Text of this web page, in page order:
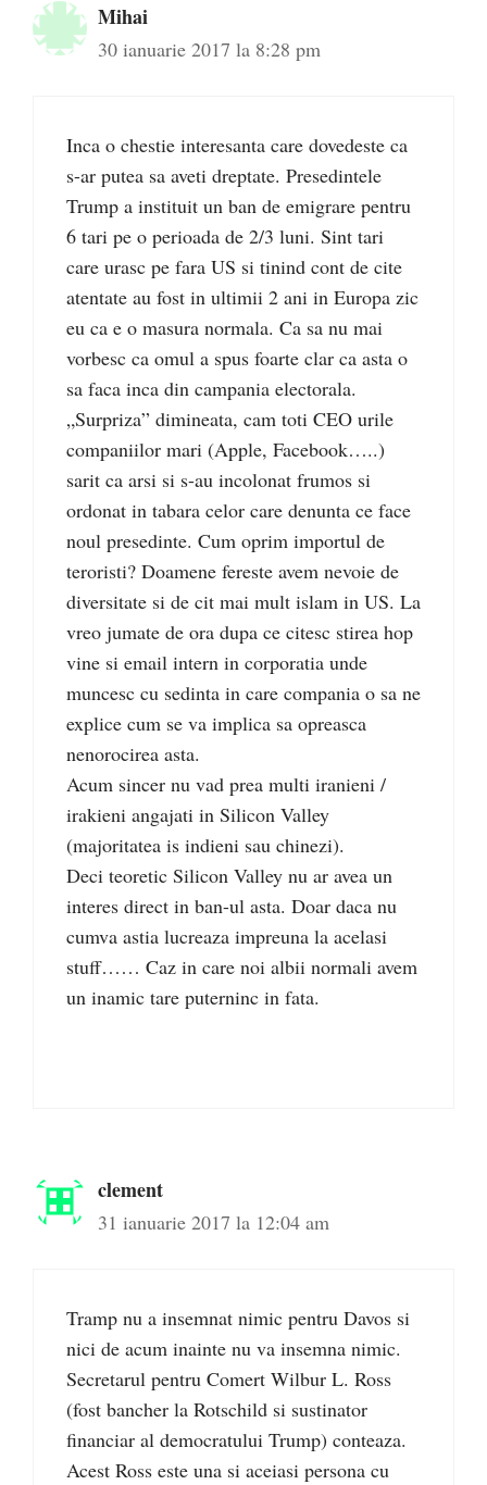
Mihai
30 ianuarie 2017 la 8:28 pm
Inca o chestie interesanta care dovedeste ca
s-ar putea sa aveti dreptate. Presedintele
Trump a instituit un ban de emigrare pentru
6 tari pe o perioada de 2/3 luni. Sint tari
care urasc pe fara US si tinind cont de cite
atentate au fost in ultimii 2 ani in Europa zic
eu ca e o masura normala. Ca sa nu mai
vorbesc ca omul a spus foarte clar ca asta o
sa faca inca din campania electorala.
„Surpriza” dimineata, cam toti CEO urile
companiilor mari (Apple, Facebook…..)
sarit ca arsi si s-au incolonat frumos si
ordonat in tabara celor care denunta ce face
noul presedinte. Cum oprim importul de
teroristi? Doamene fereste avem nevoie de
diversitate si de cit mai mult islam in US. La
vreo jumate de ora dupa ce citesc stirea hop
vine si email intern in corporatia unde
muncesc cu sedinta in care compania o sa ne
explice cum se va implica sa opreasca
nenorocirea asta.
Acum sincer nu vad prea multi iranieni /
irakieni angajati in Silicon Valley
(majoritatea is indieni sau chinezi).
Deci teoretic Silicon Valley nu ar avea un
interes direct in ban-ul asta. Doar daca nu
cumva astia lucreaza impreuna la acelasi
stuff…… Caz in care noi albii normali avem
un inamic tare puterninc in fata.
clement
31 ianuarie 2017 la 12:04 am
Tramp nu a insemnat nimic pentru Davos si
nici de acum inainte nu va insemna nimic.
Secretarul pentru Comert Wilbur L. Ross
(fost bancher la Rotschild si sustinator
financiar al democratului Trump) conteaza.
Acest Ross este una si aceiasi persona cu